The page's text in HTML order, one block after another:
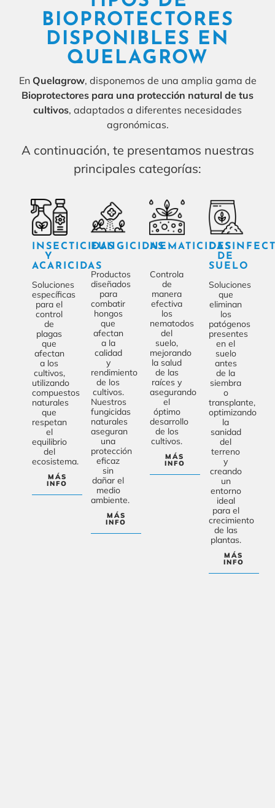
BIOPROTECTORES
DISPONIBLES EN
QUELAGROW
En Quelagrow, disponemos de una amplia gama de
Bioprotectores para una protección natural de tus
cultivos, adaptados a diferentes necesidades
agronómicas.
A continuación, te presentamos nuestras
principales categorías:
INSECTICIDAS
Y
ACARICIDAS
Soluciones
específicas
para el
control
de
plagas
que
afectan
a los
cultivos,
utilizando
compuestos
naturales
que
respetan
el
equilibrio
del
ecosistema.
MÁS
INFO
FUNGICIDAS
Productos
diseñados
para
combatir
hongos
que
afectan
a la
calidad
y
rendimiento
de los
cultivos.
Nuestros
fungicidas
naturales
aseguran
una
protección
eficaz
sin
dañar el
medio
ambiente.
MÁS
INFO
NEMATICIDAS
Controla
de
manera
efectiva
los
nematodos
del
suelo,
mejorando
la salud
de las
raíces y
asegurando
el
óptimo
desarrollo
de los
cultivos.
MÁS
INFO
DE
SUELO
Soluciones
que
eliminan
los
patógenos
presentes
en el
suelo
antes
de la
siembra
o
transplante,
optimizando
la
sanidad
del
terreno
y
creando
un
entorno
ideal
para el
crecimiento
de las
plantas.
MÁS
INFO